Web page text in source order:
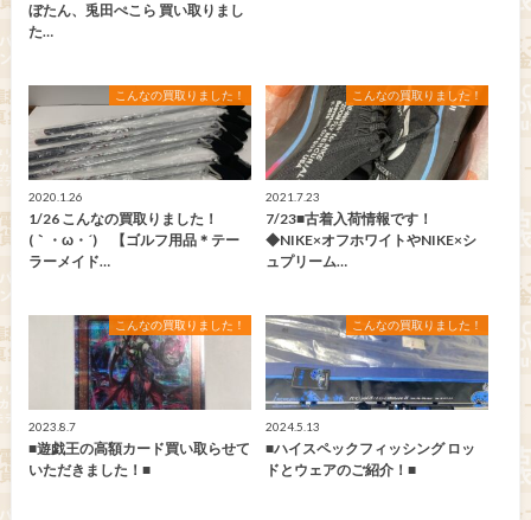
ぼたん、兎田ぺこら 買い取りまし
た…
こんなの買取りました！
2020.1.26
1/26 こんなの買取りました！
(｀・ω・´)ゞ【ゴルフ用品＊テー
ラーメイド…
こんなの買取りました！
2021.7.23
7/23■古着入荷情報です！
◆NIKE×オフホワイトやNIKE×シ
ュプリーム…
こんなの買取りました！
2023.8.7
■遊戯王の高額カード買い取らせて
いただきました！■
こんなの買取りました！
2024.5.13
■ハイスペックフィッシング ロッ
ドとウェアのご紹介！■